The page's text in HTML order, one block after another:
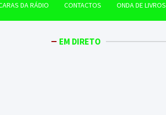
DA RÁDIO CONTACTOS ONDA DE LIVROS
EM DIRETO